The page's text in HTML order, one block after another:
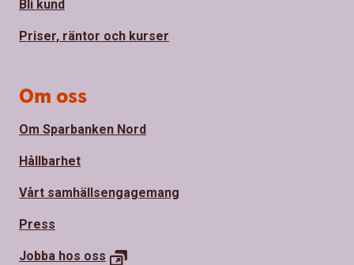
Bli kund
Priser, räntor och kurser
Om oss
Om Sparbanken Nord
Hållbarhet
Vårt samhällsengagemang
Press
Jobba hos oss